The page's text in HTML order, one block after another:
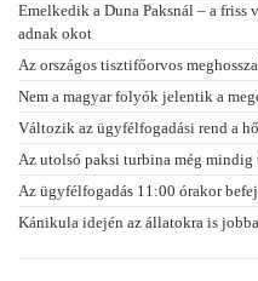
Emelkedik a Duna Paksnál – a friss
adnak okot
Az országos tisztifőorvos
Nem a magyar folyók jelentik a
Változik az ügyfélfogadási rend a
Az utolsó paksi turbina még
Az ügyfélfogadás 11:00 órakor
Kánikula idején az állatokra is